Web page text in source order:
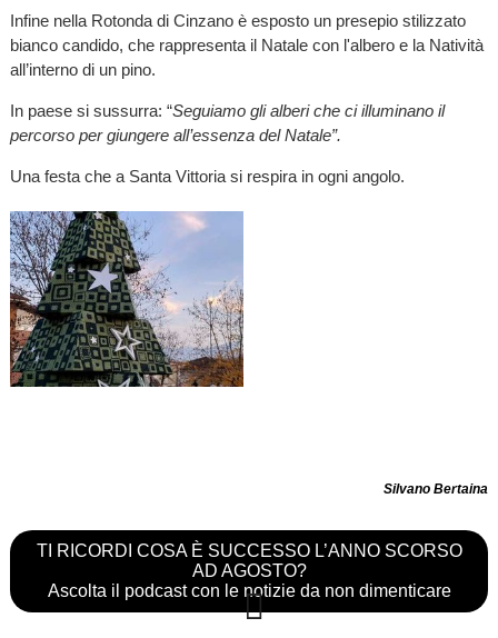
Infine nella Rotonda di Cinzano è esposto un presepio stilizzato
bianco candido, che rappresenta il Natale con l'albero e la Natività
all’interno di un pino.
In paese si sussurra: “Seguiamo gli alberi che ci illuminano il
percorso per giungere all’essenza del Natale”.
Una festa che a Santa Vittoria si respira in ogni angolo.
Silvano Bertaina
TI RICORDI COSA È SUCCESSO L’ANNO SCORSO
AD AGOSTO?
Ascolta il podcast con le notizie da non dimenticare